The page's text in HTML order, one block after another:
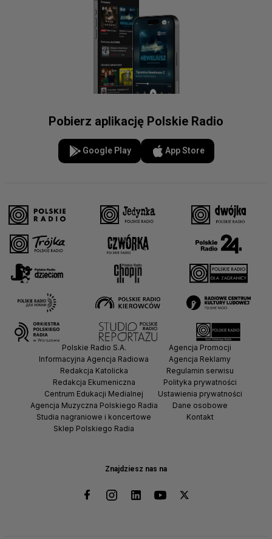
Pobierz aplikację Polskie Radio
Google Play App Store
Znajdziesz nas na
Polskie Radio S.A.
Informacyjna Agencja Radiowa
Redakcja Katolicka
Redakcja Ekumeniczna
Centrum Edukacji Medialnej
Agencja Muzyczna Polskiego Radia
Studia nagraniowe i koncertowe
Sklep Polskiego Radia
Agencja Promocji
Agencja Reklamy
Regulamin serwisu
Polityka prywatności
Ustawienia prywatności
Dane osobowe
Kontakt